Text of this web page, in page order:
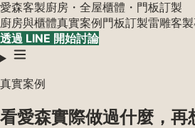
愛森客製廚房・全屋櫃體・門板訂製
廚房與櫃體真實案例門板訂製雷雕客製
透過 LINE 開始討論
真實案例
看愛森實際做過什麼，再